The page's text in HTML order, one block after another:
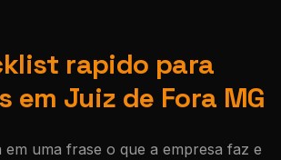
rapido para
em Juiz de Fora MG
em uma frase o que a empresa faz e